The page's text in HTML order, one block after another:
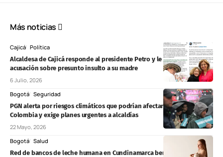
Más noticias
Cajicá Política
Alcaldesa de Cajicá responde al presidente Petro y le pide rectificar
acusación sobre presunto insulto a su madre
6 Julio, 2026
Bogotá Seguridad
PGN alerta por riesgos climáticos que podrían afectar elecciones en
Colombia y exige planes urgentes a alcaldías
22 Mayo, 2026
Bogotá Salud
Red de bancos de leche humana en Cundinamarca beneficia a 362